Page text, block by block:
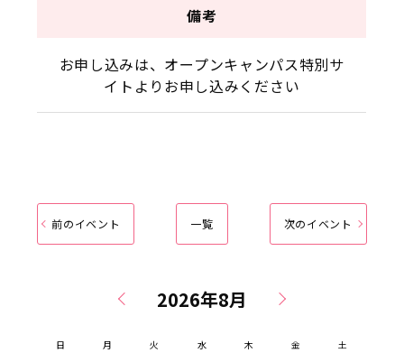
日 月 火 水 木 金 土
備考
お申し込みは、オープンキャンパス特別サ
イトよりお申し込みください
前のイベント 一覧 次のイベント